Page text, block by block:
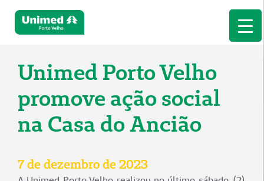
Unimed Porto Velho
promove ação social
na Casa do Ancião
7 de dezembro de 2023